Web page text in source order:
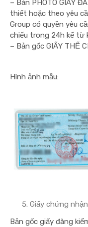
– Bản PHOTO GIẤY
thiết hoặc theo yêu
Group có quyền yêu
chiếu trong 24h kể từ
– Bản gốc GIẤY THẾ
Hình ảnh mẫu:
Giấy chứng
Bản gốc giấy đăng